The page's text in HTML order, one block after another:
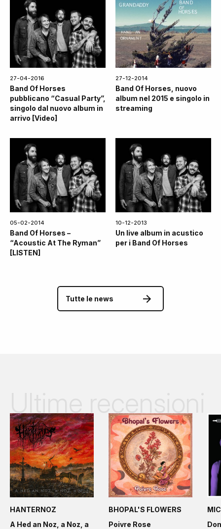
27-04-2016
Band Of Horses
pubblicano “Casual Party”,
singolo dal nuovo album in
arrivo [Video]
27-12-2014
Band Of Horses, nuovo
album nel 2015 e singolo in
streaming
05-02-2014
Band Of Horses –
“Acoustic At The Ryman”
[LISTEN]
10-12-2013
Un live album in acustico
per i Band Of Horses
Tutte le news
HANTERNOZ
A Hed an Noz, a Noz, a
BHOPAL'S FLOWERS
Poivre Rose